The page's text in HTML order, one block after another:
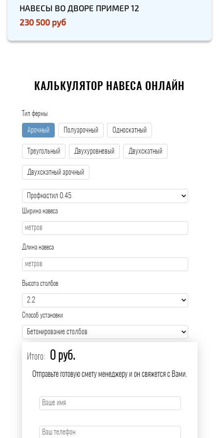
НАВЕСЫ ВО ДВОРЕ ПРИМЕР 12
230 500 руб
КАЛЬКУЛЯТОР НАВЕСА ОНЛАЙН
Тип фермы
Арочный Полуарочный Односкатный
Треугольный Двухуровневый Двухскатный
Двухскатный арочный
Ширина навеса
Длина навеса
Высота столбов
Способ установки
Итого: 0 руб.
Отправьте готовую смету менеджеру и он свяжется с Вами.